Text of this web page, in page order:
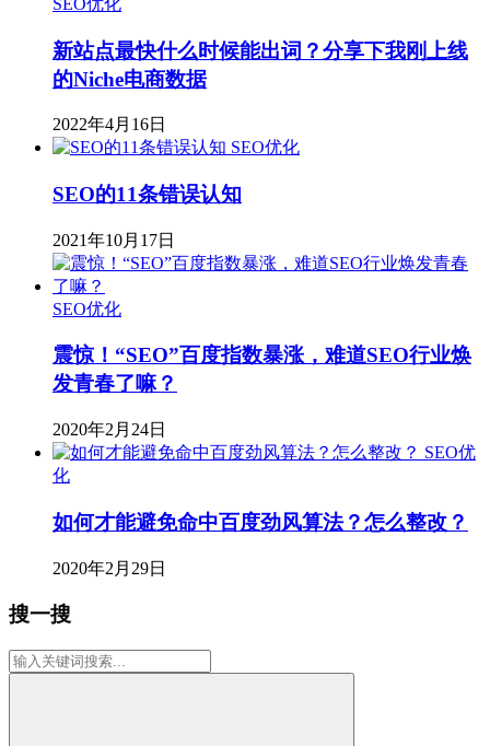
新站点最快什么时候能出词？分享下我刚上线
的Niche电商数据
2022年4月16日
SEO优化
SEO的11条错误认知
2021年10月17日
SEO优化
震惊！“SEO”百度指数暴涨，难道SEO行业焕
发青春了嘛？
2020年2月24日
SEO优
化
如何才能避免命中百度劲风算法？怎么整改？
2020年2月29日
搜一搜